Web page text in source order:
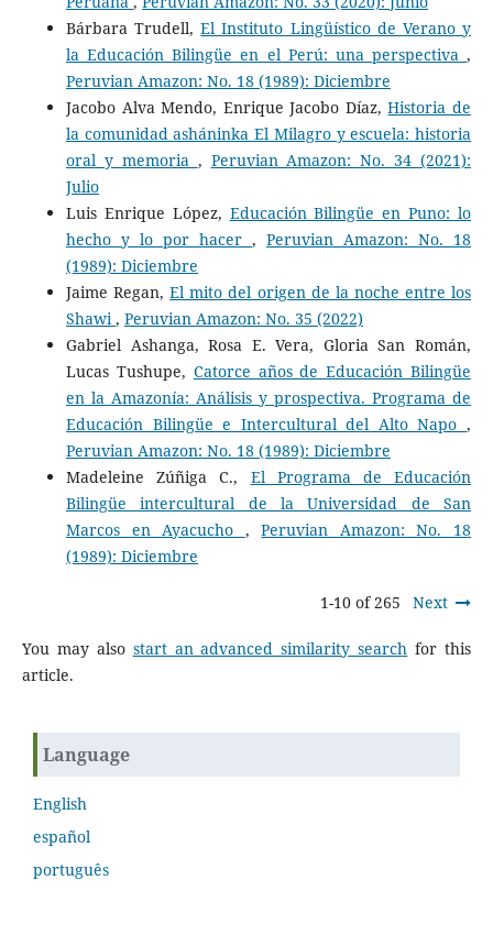
Bárbara Trudell,El Instituto Lingüístico de Verano y
la Educación Bilingüe en el Perú: una perspectiva,
Peruvian Amazon: No. 18 (1989): Diciembre
Jacobo Alva Mendo, Enrique Jacobo Díaz,Historia de
la comunidad asháninka El Milagro y escuela: historia
oral y memoria , Peruvian Amazon: No. 34 (2021):
Julio
Luis Enrique López, Educación Bilingüe en Puno: lo
hecho y lo por hacer,Peruvian Amazon: No. 18
(1989): Diciembre
Jaime Regan,El mito del origen de la noche entre los
Shawi , Peruvian Amazon: No. 35 (2022)
Gabriel Ashanga, Rosa E. Vera, Gloria San Román,
Lucas Tushupe, Catorce años de Educación Bilingüe
en la Amazonía: Análisis y prospectiva. Programa de
Educación Bilingüe e Intercultural del Alto Napo,
Peruvian Amazon: No. 18 (1989): Diciembre
Madeleine Zúñiga C., El Programa de Educación
Bilingüe intercultural de la Universidad de San
Marcos en Ayacucho ,Peruvian Amazon: No. 18
(1989): Diciembre
1-10 of 265 Next
You may also start an advanced similarity search for this
article.
Language
English
español
português